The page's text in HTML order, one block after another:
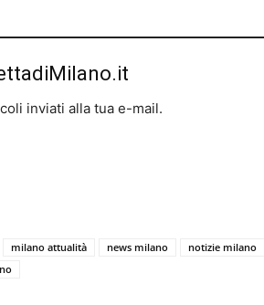
inviati alla tua e-mail.
milano attualità news milano
notizie milano